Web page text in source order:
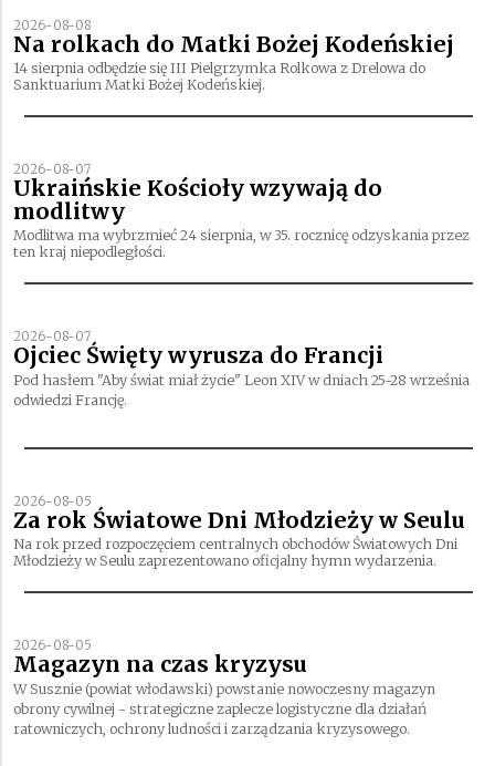
2026-08-08
Na rolkach do Matki Bożej Kodeńskiej
14 sierpnia odbędzie się III Pielgrzymka Rolkowa z Drelowa do
Sanktuarium Matki Bożej Kodeńskiej.
2026-08-07
Ukraińskie Kościoły wzywają do
modlitwy
Modlitwa ma wybrzmieć 24 sierpnia, w 35. rocznicę odzyskania przez
ten kraj niepodległości.
2026-08-07
Ojciec Święty wyrusza do Francji
Pod hasłem "Aby świat miał życie" Leon XIV w dniach 25-28 września
odwiedzi Francję.
2026-08-05
Za rok Światowe Dni Młodzieży w Seulu
Na rok przed rozpoczęciem centralnych obchodów Światowych Dni
Młodzieży w Seulu zaprezentowano oficjalny hymn wydarzenia.
2026-08-05
Magazyn na czas kryzysu
W Susznie (powiat włodawski) powstanie nowoczesny magazyn
obrony cywilnej - strategiczne zaplecze logistyczne dla działań
ratowniczych, ochrony ludności i zarządzania kryzysowego.